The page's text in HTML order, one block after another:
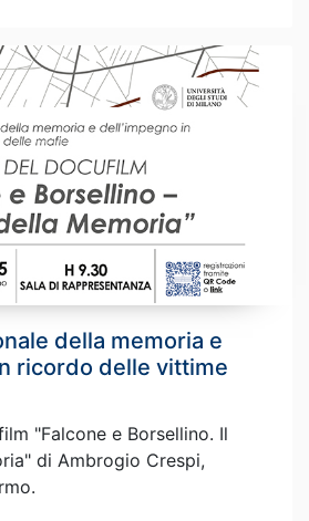
della memoria e
ricordo delle vittime
"Falcone e Borsellino. Il
di Ambrogio Crespi,